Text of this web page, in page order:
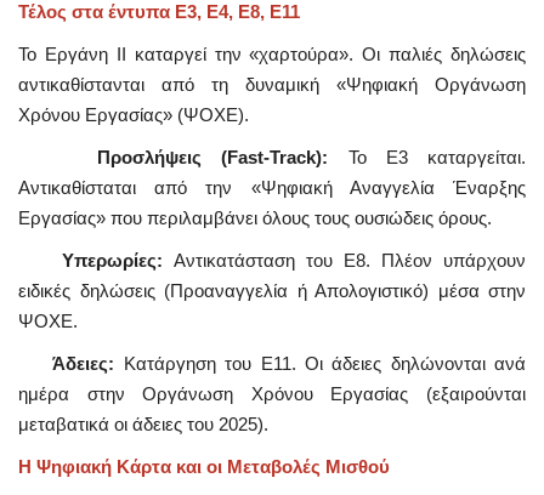
Τέλος στα έντυπα Ε3, Ε4, Ε8, Ε11
Το Εργάνη ΙΙ καταργεί την «χαρτούρα». Οι παλιές δηλώσεις
αντικαθίστανται από τη δυναμική «Ψηφιακή Οργάνωση
Χρόνου Εργασίας» (ΨΟΧΕ).
Προσλήψεις (Fast-Track): Το Ε3 καταργείται.
Αντικαθίσταται από την «Ψηφιακή Αναγγελία Έναρξης
Εργασίας» που περιλαμβάνει όλους τους ουσιώδεις όρους.
Υπερωρίες: Αντικατάσταση του Ε8. Πλέον υπάρχουν
ειδικές δηλώσεις (Προαναγγελία ή Απολογιστικό) μέσα στην
ΨΟΧΕ.
Άδειες: Κατάργηση του Ε11. Οι άδειες δηλώνονται ανά
ημέρα στην Οργάνωση Χρόνου Εργασίας (εξαιρούνται
μεταβατικά οι άδειες του 2025).
Η Ψηφιακή Κάρτα και οι Μεταβολές Μισθού